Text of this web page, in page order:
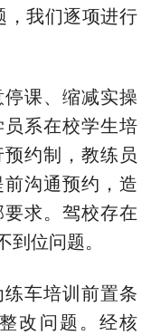
，我们逐项进行
课、缩减实操
系在校学生培
约制，教练员
沟通预约，造
求。驾校存在
位问题。
车培训前置条
改问题。经核